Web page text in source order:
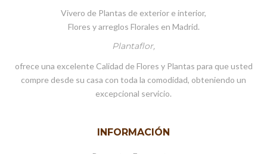
Vivero de Plantas de exterior e interior,
Flores y arreglos Florales en Madrid.
Plantaflor,
ofrece una excelente Calidad de Flores y Plantas para que usted
compre desde su casa con toda la comodidad, obteniendo un
excepcional servicio.
INFORMACIÓN